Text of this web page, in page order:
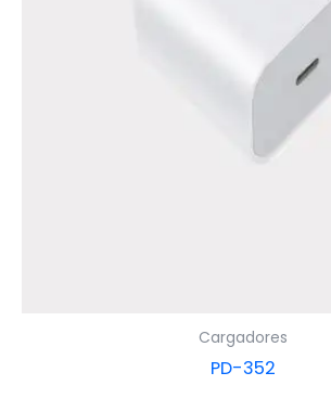
Cargadores
PD-352